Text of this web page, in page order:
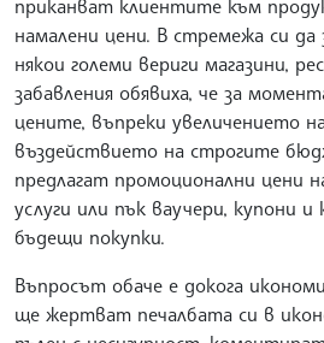
приканват клиентите към
намалени цени. В стремежа си
някои големи вериги магазини,
забавления обявиха, че за
цените, въпреки увеличението
въздействието на строгите
предлагат промоционални цени
услуги или пък ваучери, купони
бъдещи покупки.
Въпросът обаче е докога
ще жертват печалбата си в